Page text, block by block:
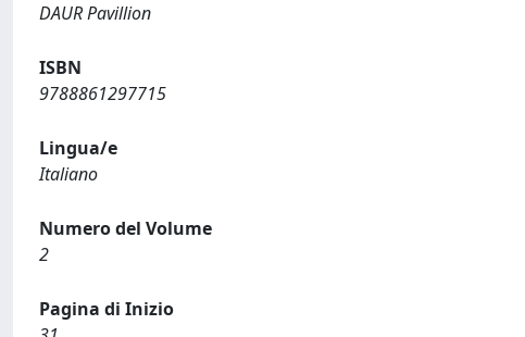
DAUR Pavillion
ISBN
9788861297715
Lingua/e
Italiano
Numero del Volume
2
Pagina di Inizio